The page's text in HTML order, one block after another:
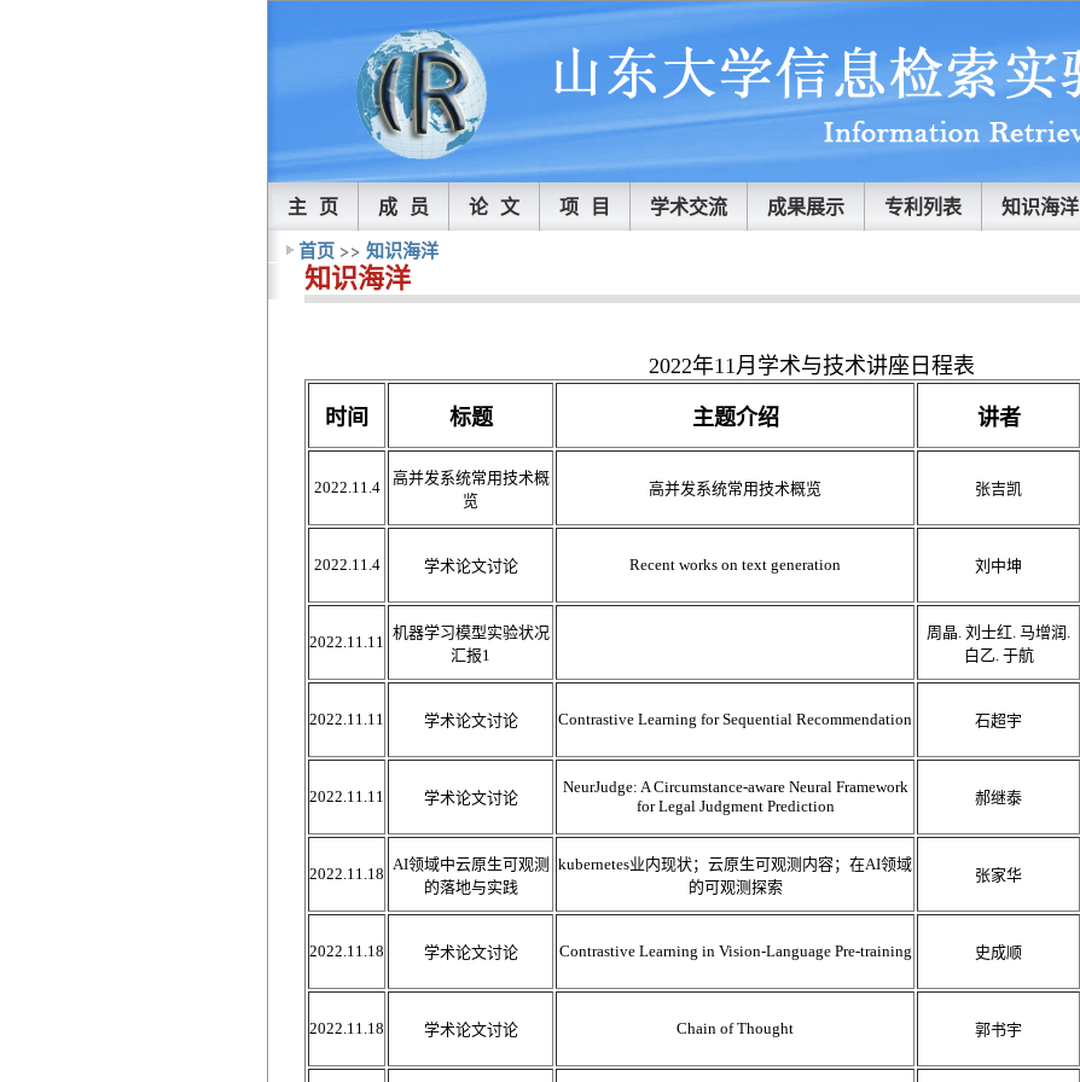
主 页 成 员 论 文 项 目 学术交流 成果展示 专利列表 知识海洋
首页 >> 知识海洋
知识海洋
2022年11月学术与技术讲座日程表
时间 标题 主题介绍 讲者
2022.11.4
高并发系统常用技术概
览
高并发系统常用技术概览 张吉凯
2022.11.4 学术论文讨论 Recent works on text generation 刘中坤
2022.11.11
机器学习模型实验状况
汇报1
周晶. 刘士红. 马增润.
白乙. 于航
2022.11.11 学术论文讨论 Contrastive Learning for Sequential Recommendation 石超宇
2022.11.11 学术论文讨论
NeurJudge: A Circumstance-aware Neural Framework
for Legal Judgment Prediction
郝继泰
2022.11.18
AI领域中云原生可观测
的落地与实践
kubernetes业内现状；云原生可观测内容；在AI领域
的可观测探索
张家华
2022.11.18 学术论文讨论 Contrastive Learning in Vision-Language Pre-training 史成顺
2022.11.18 学术论文讨论 Chain of Thought 郭书宇